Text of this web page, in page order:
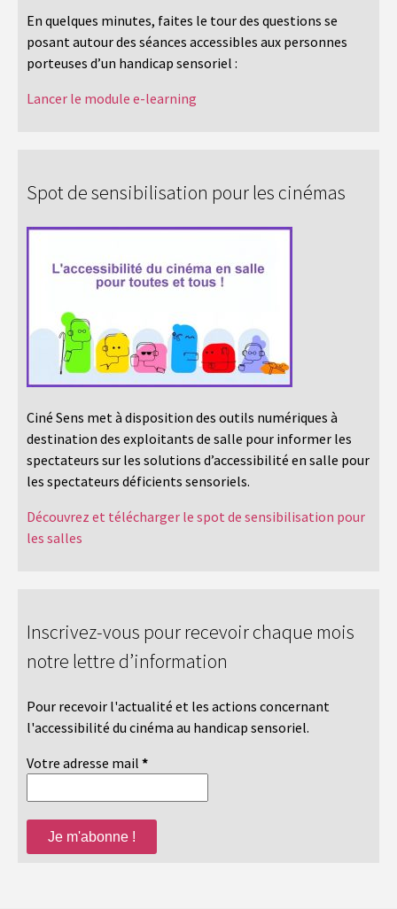
En quelques minutes, faites le tour des questions se
posant autour des séances accessibles aux personnes
porteuses d’un handicap sensoriel :
Lancer le module e-learning
Spot de sensibilisation pour les cinémas
Ciné Sens met à disposition des outils numériques à
destination des exploitants de salle pour informer les
spectateurs sur les solutions d’accessibilité en salle pour
les spectateurs déficients sensoriels.
Découvrez et télécharger le spot de sensibilisation pour
les salles
Inscrivez-vous pour recevoir chaque mois
notre lettre d’information
Pour recevoir l'actualité et les actions concernant
l'accessibilité du cinéma au handicap sensoriel.
Votre adresse mail *